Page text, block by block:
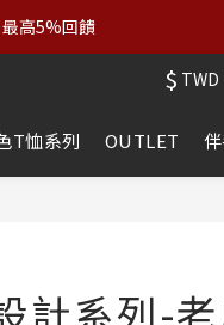
件79折｜內著：買二送二
最高5%回饋
3件79折｜內著：買二送二
$ TWD
T恤系列 OUTLET
計系列-